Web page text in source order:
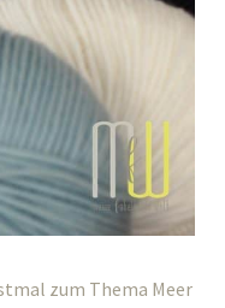
zum Thema Meer